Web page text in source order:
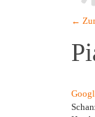
←